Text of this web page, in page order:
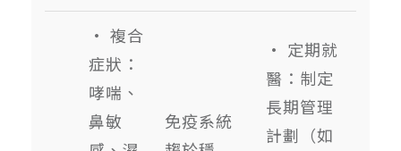
• 複合
症狀：
哮喘、
鼻敏
免疫系統
• 定期就
醫：制定
長期管理
計劃（如